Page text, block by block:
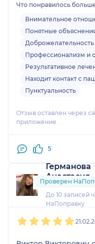
Очень аккуратно
зубы к процедуре и
прекрасные
Благодаря его
профессионализму
были восстановлены.
Что понравилось
Внимательное
Понятные
Доброжелательность
Профессионализм и
Результативное
Находит контакт с
Пунктуальность
Отзыв оставлен через
приложение
5
Германова
Анастасия
8 отзывов
До 10 записей
НаПоправку
Проверен